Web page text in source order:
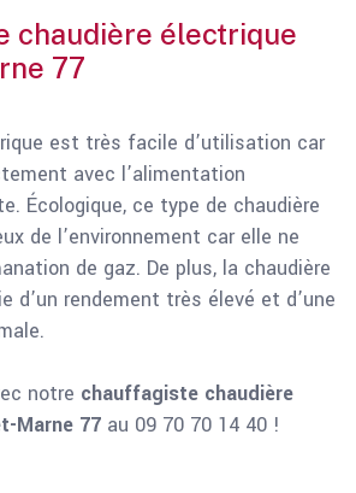
chaudière électrique
77
est très facile d’utilisation car
avec l’alimentation
Écologique, ce type de chaudière
de l’environnement car elle ne
de gaz. De plus, la chaudière
d’un rendement très élevé et d’une
notre chauffagiste chaudière
Marne 77 au 09 70 70 14 40 !